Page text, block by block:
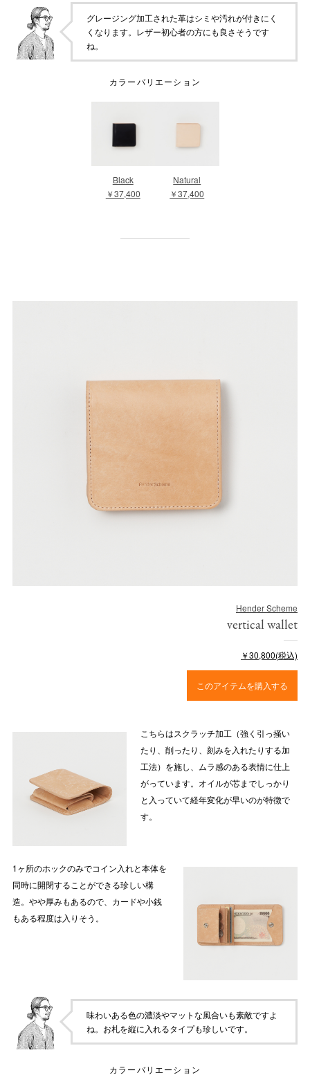
グレージング加工された革はシミや汚れが付きにく
くなります。レザー初心者の方にも良さそうです
ね。
カラーバリエーション
Black
￥37,400
Natural
￥37,400
Hender Scheme
vertical wallet
￥30,800(税込)
このアイテムを購入する
こちらはスクラッチ加工（強く引っ掻い
たり、削ったり、刻みを入れたりする加
工法）を施し、ムラ感のある表情に仕上
がっています。オイルが芯までしっかり
と入っていて経年変化が早いのが特徴で
す。
1ヶ所のホックのみでコイン入れと本体を
同時に開閉することができる珍しい構
造。やや厚みもあるので、カードや小銭
もある程度は入りそう。
味わいある色の濃淡やマットな風合いも素敵ですよ
ね。お札を縦に入れるタイプも珍しいです。
カラーバリエーション